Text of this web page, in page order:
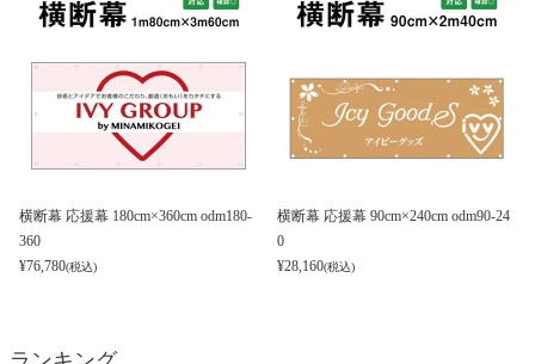
横断幕 応援幕 180cm×360cm odm180-
360
¥76,780(税込)
横断幕 応援幕 90cm×240cm odm90-24
0
¥28,160(税込)